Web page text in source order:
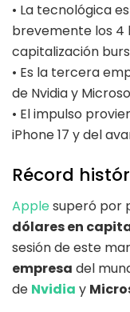
• La tecnológica
brevemente los 4
capitalización
• Es la tercera
de Nvidia y
• El impulso
iPhone 17 y del
Récord
Applesuperó por
dólares en
sesión de este
empresa del
de Nvidia y